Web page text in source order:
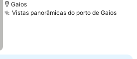
Gaios
Vistas panorâmicas do porto de Gaios